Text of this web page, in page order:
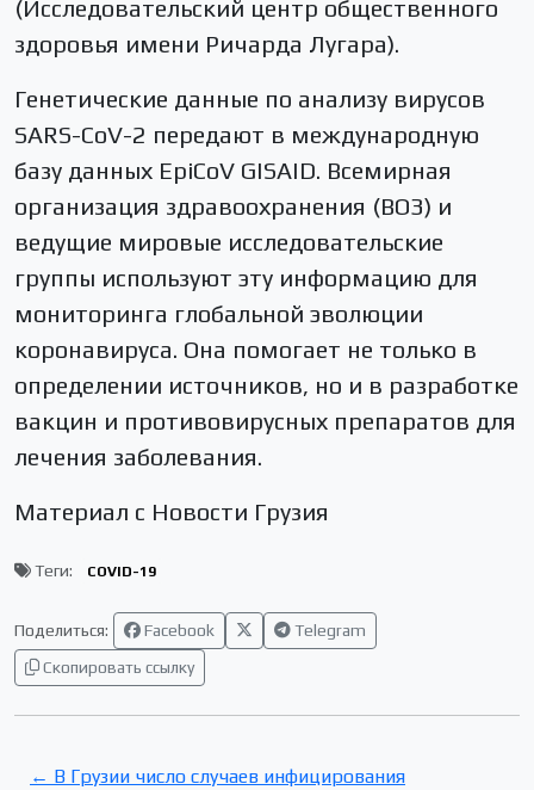
(Исследовательский центр общественного
здоровья имени Ричарда Лугара).
Генетические данные по анализу вирусов
SARS-CoV-2 передают в международную
базу данных EpiCoV GISAID. Всемирная
организация здравоохранения (ВОЗ) и
ведущие мировые исследовательские
группы используют эту информацию для
мониторинга глобальной эволюции
коронавируса. Она помогает не только в
определении источников, но и в разработке
вакцин и противовирусных препаратов для
лечения заболевания.
Материал с Новости Грузия
Теги: COVID-19
Поделиться: Facebook
Telegram
Скопировать ссылку
← В Грузии число случаев инфицирования